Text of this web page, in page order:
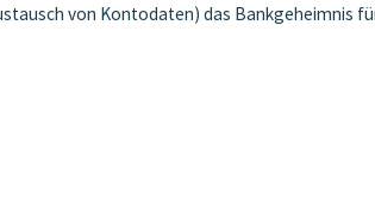
von Kontodaten) das Bankgeheimnis